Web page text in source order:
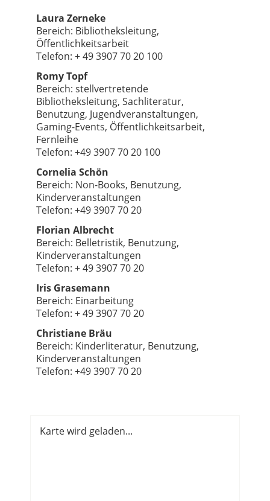
Laura Zerneke
Bereich: Bibliotheksleitung,
Öffentlichkeitsarbeit
Telefon: + 49 3907 70 20 100
Romy Topf
Bereich: stellvertretende
Bibliotheksleitung, Sachliteratur,
Benutzung, Jugendveranstaltungen,
Gaming-Events, Öffentlichkeitsarbeit,
Fernleihe
Telefon: +49 3907 70 20 100
Cornelia Schön
Bereich: Non-Books, Benutzung,
Kinderveranstaltungen
Telefon: +49 3907 70 20
Florian Albrecht
Bereich: Belletristik, Benutzung,
Kinderveranstaltungen
Telefon: + 49 3907 70 20
Iris Grasemann
Bereich: Einarbeitung
Telefon: + 49 3907 70 20
Christiane Bräu
Bereich: Kinderliteratur, Benutzung,
Kinderveranstaltungen
Telefon: +49 3907 70 20
Karte wird geladen...